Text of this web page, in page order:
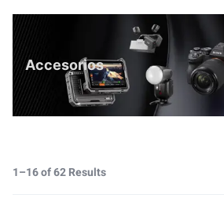
Accesorios
1–16 of 62 Results